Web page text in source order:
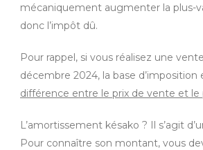
mécaniquement augmenter la plus-
donc l’impôt dû.
Pour rappel, si vous réalisez une
décembre 2024, la base d’imposition
différence entre le prix de vente et le
L’amortissement késako ? Il s’agit
Pour connaître son montant, vous